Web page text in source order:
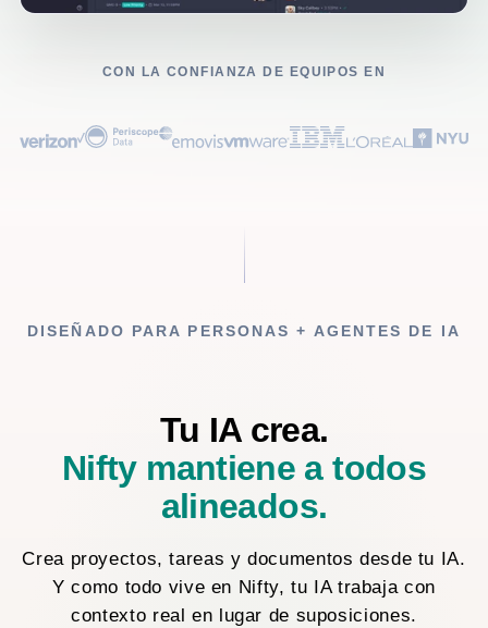
CON LA CONFIANZA DE EQUIPOS EN
DISEÑADO PARA PERSONAS + AGENTES DE IA
Tu IA crea.
Nifty mantiene a todos
alineados.
Crea proyectos, tareas y documentos desde tu IA.
Y como todo vive en Nifty, tu IA trabaja con
contexto real en lugar de suposiciones.